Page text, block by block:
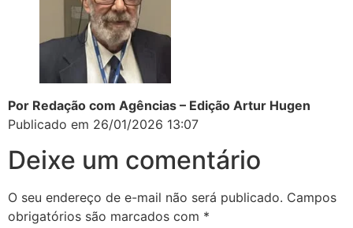
Por Redação com Agências – Edição Artur Hugen
Publicado em 26/01/2026 13:07
Deixe um comentário
O seu endereço de e-mail não será publicado. Campos
obrigatórios são marcados com *